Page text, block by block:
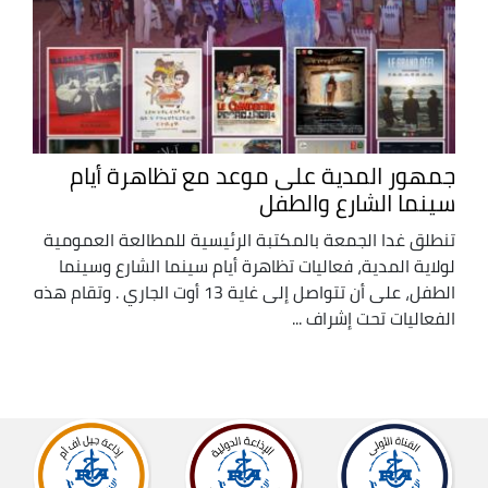
جمهور المدية على موعد مع تظاهرة أيام
سينما الشارع والطفل
تنطلق غدا الجمعة بالمكتبة الرئيسية للمطالعة العمومية
لولاية المدية، فعاليات تظاهرة أيام سينما الشارع وسينما
الطفل، على أن تتواصل إلى غاية 13 أوت الجاري . وتقام هذه
الفعاليات تحت إشراف ...